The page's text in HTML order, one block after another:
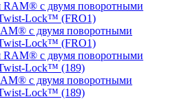
с двумя поворотными
Lock™ (FRO1)
с двумя поворотными
Lock™ (189)